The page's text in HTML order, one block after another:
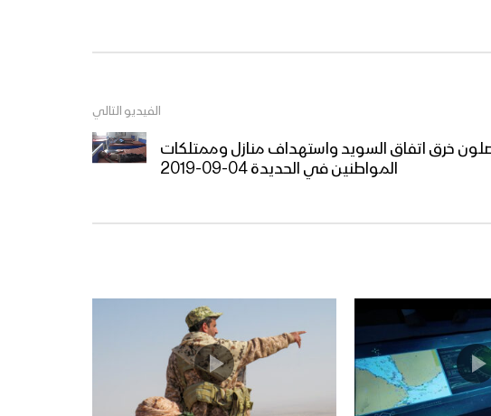
البيضاء”
المبين “المرحلة الثانية” –
البأس الشديد – من عملية النصر
موجز مشاهد عملية النصر
المبين المرحلة الثانية “تحرير
مديريتي ناطع ونعمان” في
الفيديو التالي
خرق اتفاق السويد واستهداف منازل وممتلكات
المواطنين في الحديدة 04-09-2019